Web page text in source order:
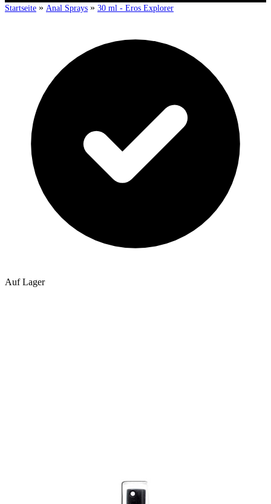
Startseite » Anal Sprays » 30 ml - Eros Explorer
Auf Lager